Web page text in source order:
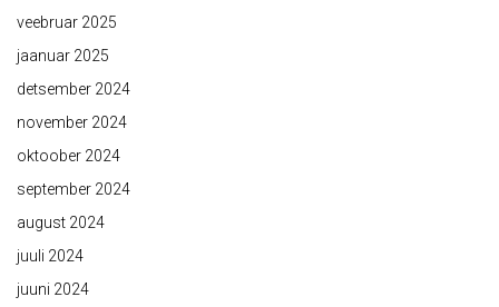
veebruar 2025
jaanuar 2025
detsember 2024
november 2024
oktoober 2024
september 2024
august 2024
juuli 2024
juuni 2024